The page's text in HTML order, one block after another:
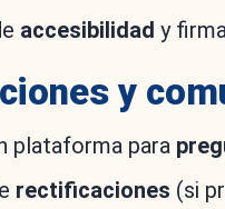
accesibilidad y
y
plataforma para
rectificaciones (si